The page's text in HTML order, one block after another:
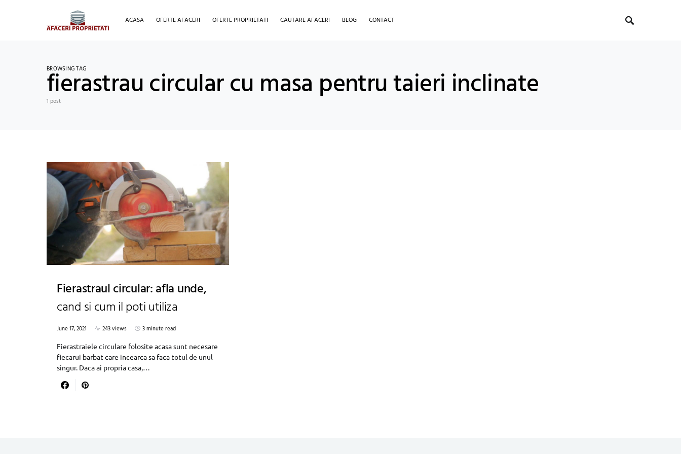
ACASA OFERTE AFACERI OFERTE PROPRIETATI CAUTARE AFACERI BLOG CONTACT
BROWSING TAG
fierastrau circular cu masa pentru taieri inclinate
1 post
Fierastraul circular: afla unde,
cand si cum il poti utiliza
June 17, 2021 243 views
3 minute read
Fierastraiele circulare folosite acasa sunt necesare
fiecarui barbat care incearca sa faca totul de unul
singur. Daca ai propria casa,…